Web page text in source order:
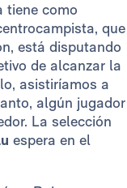
tiene como
que
está disputando
de alcanzar la
asistiríamos a
algún jugador
La selección
espera en el